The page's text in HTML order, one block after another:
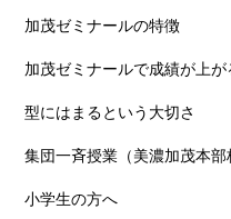
加茂ゼミナールの特徴
加茂ゼミナールで成績が上が
型にはまるという大切さ
集団一斉授業（美濃加茂本
小学生の方へ